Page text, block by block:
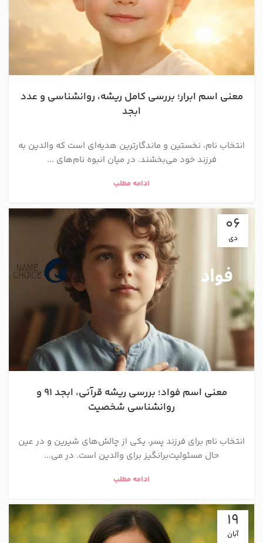
معنی اسم ابرار؛ بررسی کامل ریشه، روانشناسی و عدد
ابجد
انتخاب نام، نخستین و ماندگارترین هدیه‌ای است که والدین به
فرزند خود می‌بخشند. در میان انبوه نام‌های ...
ادامه مطلب
06
دی
معنی اسم فواد؛ بررسی ریشه قرآنی، ابجد ۹۱ و
روانشناسی شخصیت
انتخاب نام برای فرزند پسر، یکی از چالش‌های شیرین و در عین
حال مسئولیت‌برانگیز برای والدین است. در می...
ادامه مطلب
19
آبان